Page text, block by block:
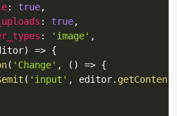
: true,
: true,
: 'image' ,
) => {
( 'Change' , ( ) => {
( 'input' , editor. getContent